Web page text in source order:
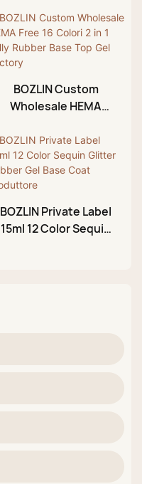
BOZLIN Custom
Wholesale HEMA
Jelly Rubber Base
Top Gel Factory
BOZLIN Private Label
15ml 12 Color Sequin